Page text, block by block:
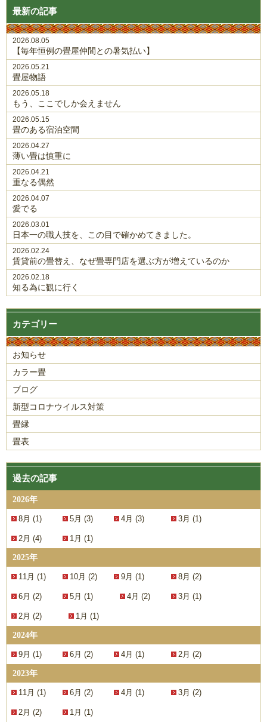
最新の記事
2026.08.05
【毎年恒例の畳屋仲間との暑気払い】
2026.05.21
畳屋物語
2026.05.18
もう、ここでしか会えません
2026.05.15
畳のある宿泊空間
2026.04.27
薄い畳は慎重に
2026.04.21
重なる偶然
2026.04.07
愛でる
2026.03.01
日本一の職人技を、この目で確かめてきました。
2026.02.24
賃貸前の畳替え、なぜ畳専門店を選ぶ方が増えているのか
2026.02.18
知る為に観に行く
カテゴリー
お知らせ
カラー畳
ブログ
新型コロナウイルス対策
畳縁
畳表
過去の記事
2026年
8月 (1) 5月 (3) 4月 (3) 3月 (1)
2月 (4) 1月 (1)
2025年
11月 (1) 10月 (2) 9月 (1) 8月 (2)
6月 (2) 5月 (1) 4月 (2) 3月 (1)
2月 (2) 1月 (1)
2024年
9月 (1) 6月 (2) 4月 (1) 2月 (2)
2023年
11月 (1) 6月 (2) 4月 (1) 3月 (2)
2月 (2) 1月 (1)